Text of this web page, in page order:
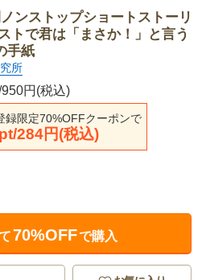
ンストップショートストーリ
トで君は「まさか！」と言う
手紙
所
円(税込)
録限定70%OFFクーポンで
284円(税込)
70%OFFで購入